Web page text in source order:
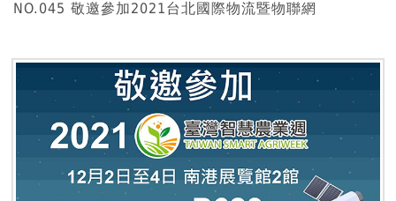
NO.045 敬邀參加2021台北國際物流暨物聯網